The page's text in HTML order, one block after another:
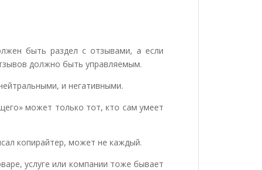
быть раздел с отзывами, а если
должно быть управляемым.
и негативными.
может только тот, кто сам умеет
копирайтер, может не каждый.
услуге или компании тоже бывает